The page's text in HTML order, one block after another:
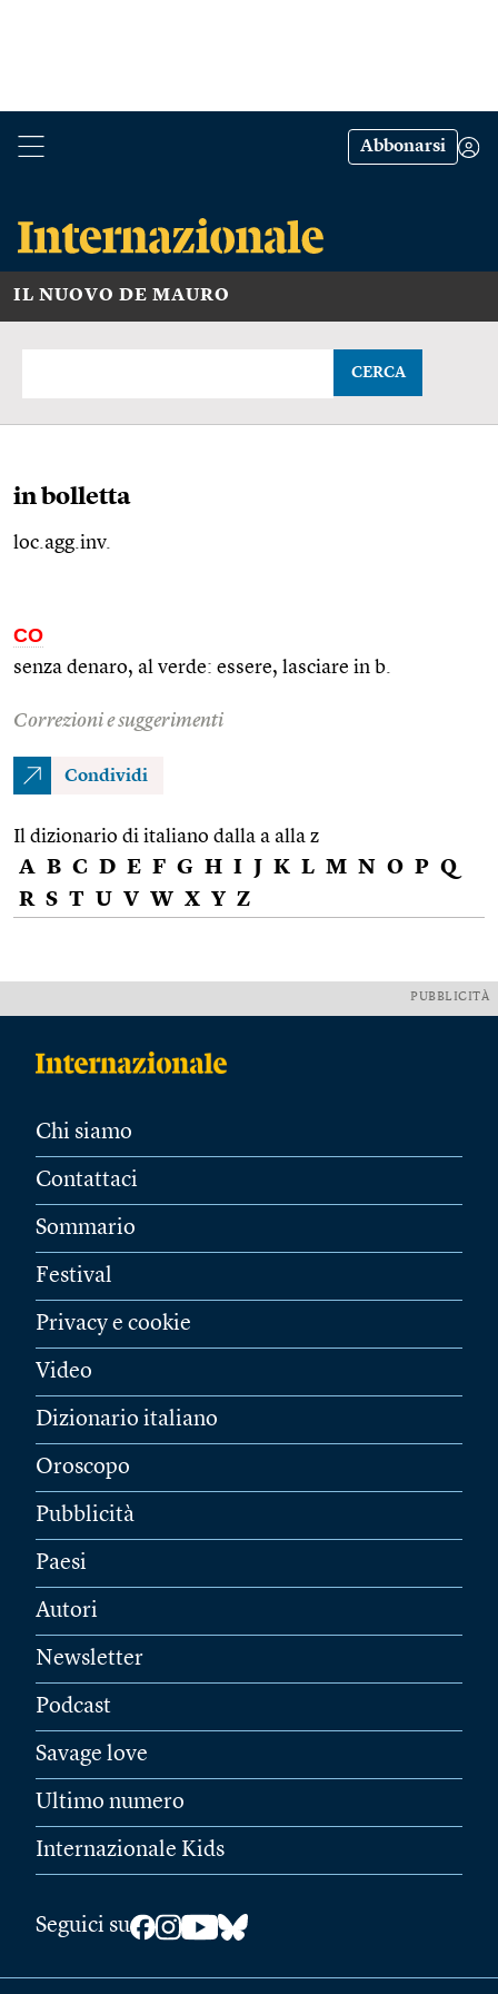
Abbonarsi
IL NUOVO DE MAURO
CERCA
in bolletta
loc.agg.inv.
CO
senza denaro, al verde: essere, lasciare in b.
Correzioni e suggerimenti
Condividi
Il dizionario di italiano dalla a alla z
A B C D E F G H I J K L M N O P Q
R S T U V W X Y Z
PUBBLICITÀ
Chi siamo
Contattaci
Sommario
Festival
Privacy e cookie
Video
Dizionario italiano
Oroscopo
Pubblicità
Paesi
Autori
Newsletter
Podcast
Savage love
Ultimo numero
Internazionale Kids
Seguici su